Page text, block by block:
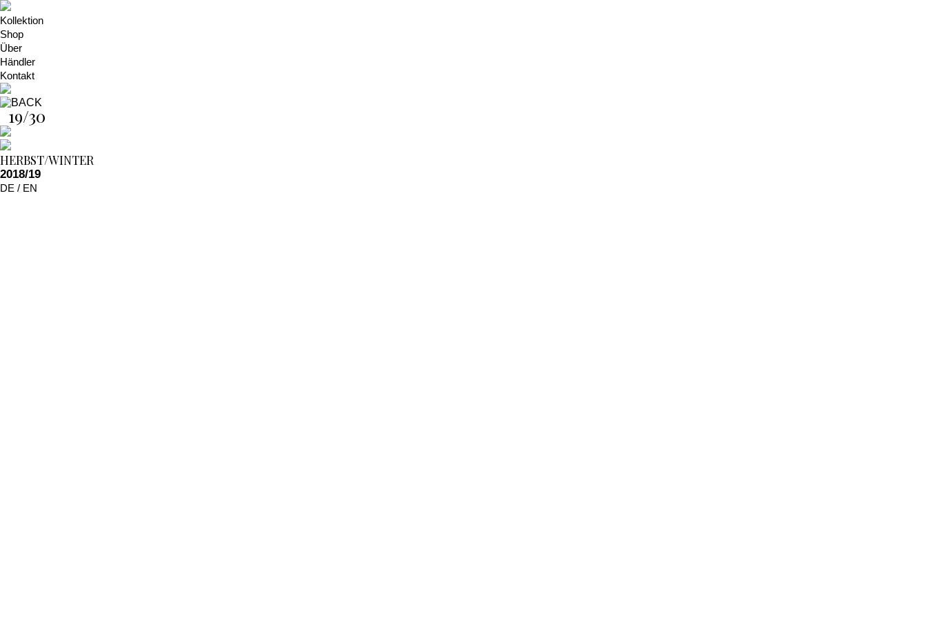
Kollektion
Shop
Über
Händler
Kontakt
19/30
HERBST/WINTER
2018/19
DE / EN